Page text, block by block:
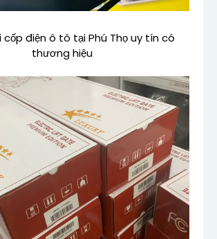
cốp điện ô tô tại Phú Thọ uy tín có
thương hiệu